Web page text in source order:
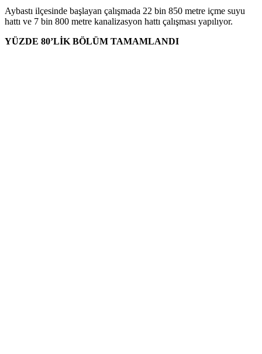
Aybastı ilçesinde başlayan çalışmada 22 bin 850 metre içme suyu
hattı ve 7 bin 800 metre kanalizasyon hattı çalışması yapılıyor.
YÜZDE 80’LİK BÖLÜM TAMAMLANDI